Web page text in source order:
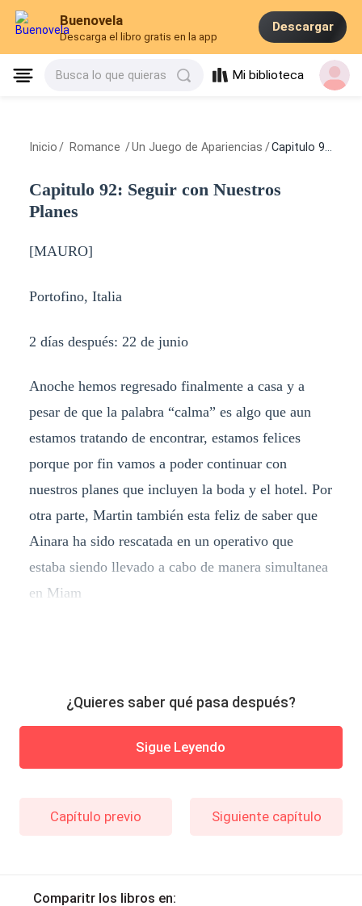
Buenovela
Descarga el libro gratis en la app
Descargar
Busca lo que quieras Mi biblioteca
Inicio / Romance /Un Juego de Apariencias /Capitulo 92: Seguir con Nuestros Planes
Capitulo 92: Seguir con Nuestros
Planes
[MAURO]
Portofino, Italia
2 días después: 22 de junio
Anoche hemos regresado finalmente a casa y a
pesar de que la palabra “calma” es algo que aun
estamos tratando de encontrar, estamos felices
porque por fin vamos a poder continuar con
nuestros planes que incluyen la boda y el hotel. Por
otra parte, Martin también esta feliz de saber que
Ainara ha sido rescatada en un operativo que
estaba siendo llevado a cabo de manera simultanea
en Miam
¿Quieres saber qué pasa después?
Sigue Leyendo
Capítulo previo Siguiente capítulo
Comparitr los libros en: